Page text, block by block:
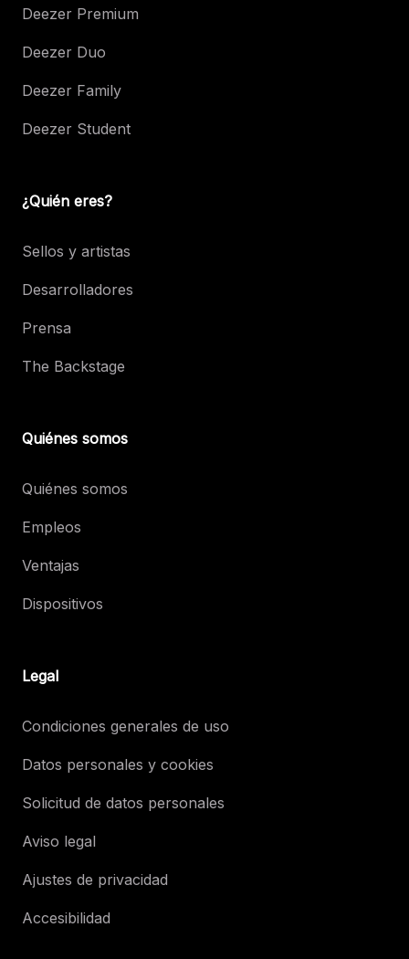
Deezer Premium
Deezer Duo
Deezer Family
Deezer Student
¿Quién eres?
Sellos y artistas
Desarrolladores
Prensa
The Backstage
Quiénes somos
Quiénes somos
Empleos
Ventajas
Dispositivos
Legal
Condiciones generales de uso
Datos personales y cookies
Solicitud de datos personales
Aviso legal
Ajustes de privacidad
Accesibilidad